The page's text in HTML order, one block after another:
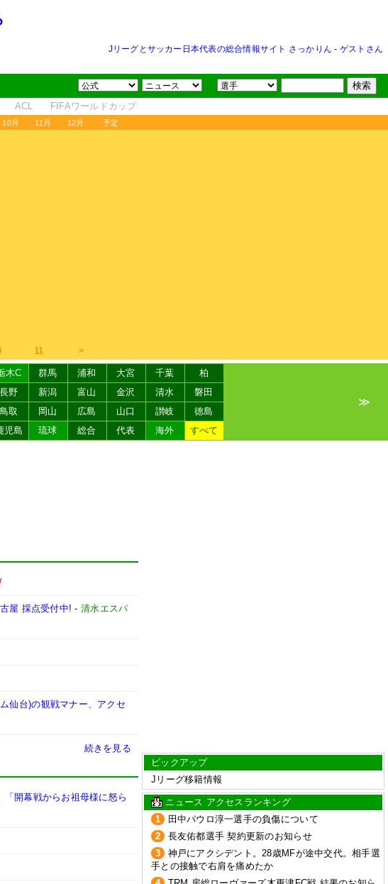
Jリーグとサッカー日本代表の総合情報サイト さっかりん - ゲストさん
ACL FIFAワールドカップ
10月 11月 12月 予定
11 ＞
木C 群馬 浦和 大宮 千葉
柏
長野 新潟 富山 金沢 清水
磐田
鳥取 岡山 広島 山口 讃岐
徳島
児島 琉球 総合 代表 海外 すべて
≫
屋 採点受付中! - 清水エスパ
仙台)の観戦マナー、アクセ
続きを見る
開幕戦からお祖母様に怒ら
ピックアップ
Jリーグ移籍情報
ニュース アクセスランキング
1
田中パウロ淳一選手の負傷について
2
長友佑都選手 契約更新のお知らせ
3
神戸にアクシデント。28歳MFが途中交代。相手選
手との接触で右肩を痛めたか